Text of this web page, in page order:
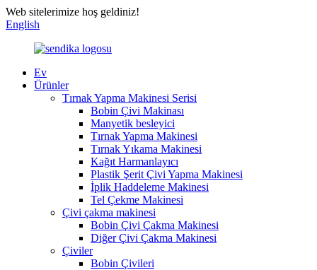
Web sitelerimize hoş geldiniz!
English
Ev
Ürünler
Tırnak Yapma Makinesi Serisi
Bobin Çivi Makinası
Manyetik besleyici
Tırnak Yapma Makinesi
Tırnak Yıkama Makinesi
Kağıt Harmanlayıcı
Plastik Şerit Çivi Yapma Makinesi
İplik Haddeleme Makinesi
Tel Çekme Makinesi
Çivi çakma makinesi
Bobin Çivi Çakma Makinesi
Diğer Çivi Çakma Makinesi
Çiviler
Bobin Çivileri